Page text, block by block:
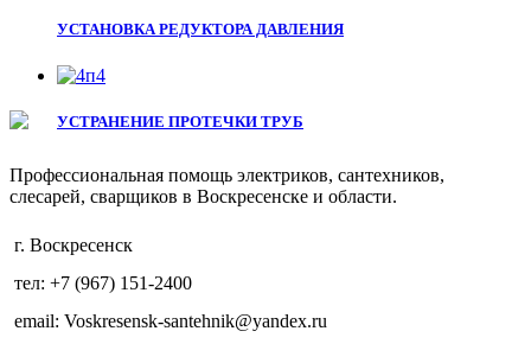
УСТАНОВКА РЕДУКТОРА ДАВЛЕНИЯ
УСТРАНЕНИЕ ПРОТЕЧКИ ТРУБ
Профессиональная помощь электриков, сантехников,
слесарей, сварщиков в Воскресенске и области.
г. Воскресенск
тел: +7 (967) 151-2400
email: Voskresensk-santehnik@yandex.ru